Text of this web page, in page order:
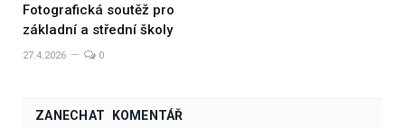
Fotografická soutěž pro
základní a střední školy
27.4.2026 0
ZANECHAT KOMENTÁŘ